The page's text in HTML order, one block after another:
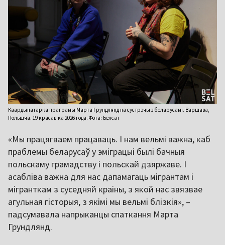
Каардынатарка праграмы Марта Грундлянд на сустрэчы з беларусамі. Варшава,
Польшча. 19 красавіка 2026 года. Фота: Белсат
«Мы працягваем працаваць. І нам вельмі важна, каб
праблемы беларусаў у эміграцыі былі бачныя
польскаму грамадству і польскай дзяржаве. І
асабліва важна для нас дапамагаць мігрантам і
мігранткам з суседняй краіны, з якой нас звязвае
агульная гісторыя, з якімі мы вельмі блізкія», –
падсумавала напрыканцы спаткання Марта
Грундлянд.